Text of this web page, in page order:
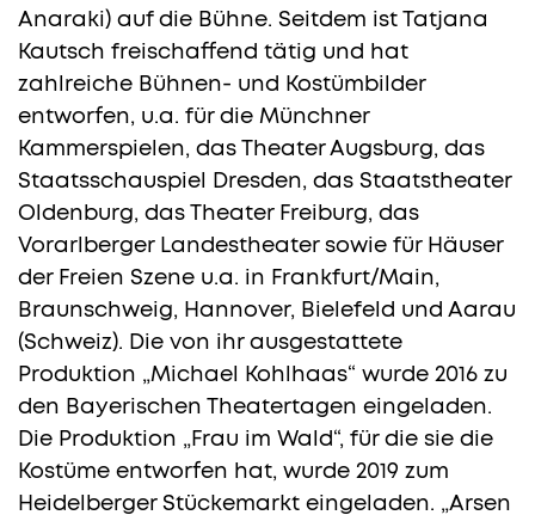
Anaraki) auf die Bühne. Seitdem ist Tatjana
Kautsch freischaffend tätig und hat
zahlreiche Bühnen- und Kostümbilder
entworfen, u.a. für die Münchner
Kammerspielen, das Theater Augsburg, das
Staatsschauspiel Dresden, das Staatstheater
Oldenburg, das Theater Freiburg, das
Vorarlberger Landestheater sowie für Häuser
der Freien Szene u.a. in Frankfurt/Main,
Braunschweig, Hannover, Bielefeld und Aarau
(Schweiz). Die von ihr ausgestattete
Produktion „Michael Kohlhaas“ wurde 2016 zu
den Bayerischen Theatertagen eingeladen.
Die Produktion „Frau im Wald“, für die sie die
Kostüme entworfen hat, wurde 2019 zum
Heidelberger Stückemarkt eingeladen. „Arsen